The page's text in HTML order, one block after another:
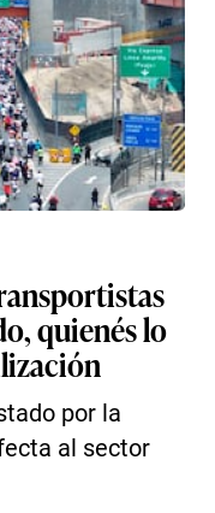
quienés lo
por la
al sector